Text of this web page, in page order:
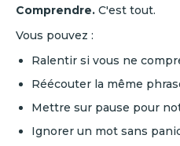
Comprendre. C'est tout.
Vous pouvez :
Ralentir si vous ne
Réécouter la même
Mettre sur pause pour
Ignorer un mot sans